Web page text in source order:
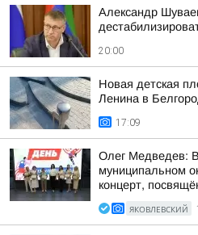
Александр
20:00
Новая детская
Ленина в
17:09
Олег Медведев:
муниципальном
концерт,
ЯКОВЛЕВСКИЙ